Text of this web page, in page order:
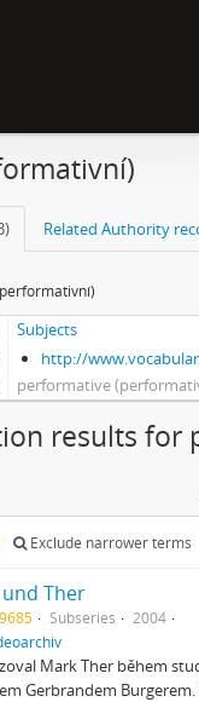
Related Authority
Subjects
http://
performative
results
Exclude narrower terms
Ther
Subseries
2004
Mark Ther během
Gerbrandem